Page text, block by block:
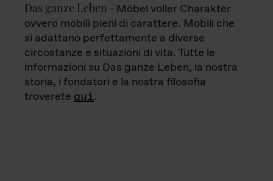
Das ganze Leben - Möbel voller Charakter
ovvero mobili pieni di carattere. Mobili che
si adattano perfettamente a diverse
circostanze e situazioni di vita. Tutte le
informazioni su Das ganze Leben, la nostra
storia, i fondatori e la nostra filosofia
troverete qui.